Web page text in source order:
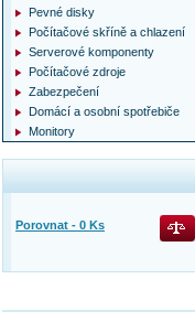
Pevné disky
Počítačové skříně a chlazení
Serverové komponenty
Počítačové zdroje
Zabezpečení
Domácí a osobní spotřebiče
Monitory
Porovnat - 0 Ks